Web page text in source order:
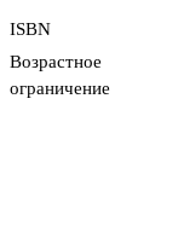
ISBN
Возрастное
ограничение